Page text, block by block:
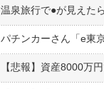
温泉旅行で●︎が見えた
パチンカーさん「e東
【悲報】資産8000万